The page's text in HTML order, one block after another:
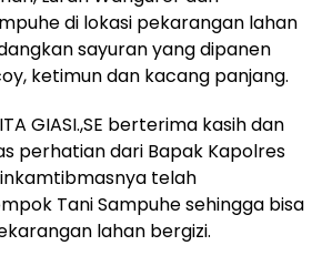
di lokasi pekarangan lahan
sayuran yang dipanen
ketimun dan kacang panjang.
GIASI.,SE berterima kasih dan
perhatian dari Bapak Kapolres
telah
Tani Sampuhe sehingga bisa
lahan bergizi.